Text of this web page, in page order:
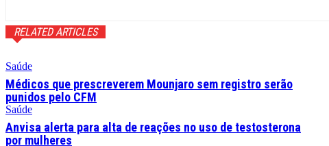
RELATED ARTICLES
Saúde
Médicos que prescreverem Mounjaro sem registro serão
punidos pelo CFM
Saúde
Anvisa alerta para alta de reações no uso de testosterona
por mulheres